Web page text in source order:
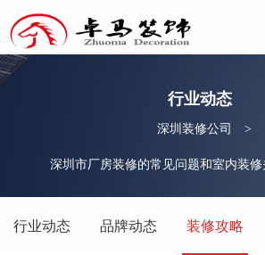
行业动态
深圳装修公司 >
深圳市厂房装修的常见问题和室内装
行业动态 品牌动态 装修攻略